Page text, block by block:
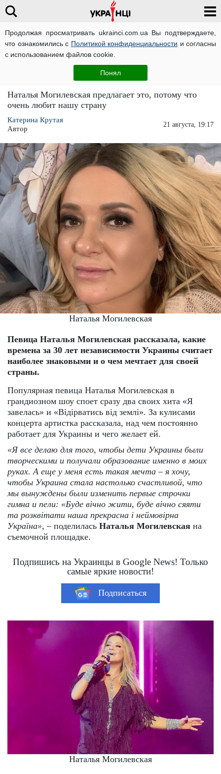
Продолжая просматривать ukrainci.com.ua Вы подтверждаете,
что ознакомились с Политикой конфиденциальности и согласны
с использованием файлов cookie.
Понял
Наталья Могилевская замахнулась на гимн
Украины: "Хочу, чтобы пели..."
Наталья Могилевская предлагает это, потому что
очень любит нашу страну
Катерина Крутая
Автор
21 августа, 19:17
Наталья Могилевская
Певица Наталья Могилевская рассказала, какие
времена за 30 лет независимости Украины считает
наиболее знаковыми и о чем мечтает для своей
страны.
Популярная певица Наталья Могилевская в
грандиозном шоу споет сразу два своих хита «Я
завелась» и «Відірватись від землі». За кулисами
концерта артистка рассказала, над чем постоянно
работает для Украины и чего желает ей.
«Я все делаю для того, чтобы дети Украины были
творческими и получали образование именно в моих
руках. А еще у меня есть такая мечта – я хочу,
чтобы Украина стала настолько счастливой, что
мы вынуждены были изменить первые строчки
гимна и пели: «Буде вічно жити, буде вічно сяяти
та розквітати наша прекрасна і неймовірна
Україна», – поделилась Наталья Могилевская на
съемочной площадке.
Подпишись на Украинцы в Google News! Только
самые яркие новости!
Подписаться
Наталья Могилевская